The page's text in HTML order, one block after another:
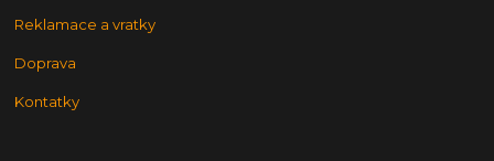
Reklamace a vratky
Doprava
Kontatky